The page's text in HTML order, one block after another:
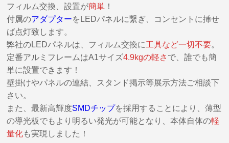
フィルム交換、設置が簡単 ！
付属のアダプターをLEDパネルに繋ぎ、コンセントに挿せ
ば点灯致します。
弊社のLEDパネルは、フィルム交換に工具など一切不要。
定番アルミフレームはA1サイズ4.9kgの軽さ で、誰でも簡
単に設置できます！
壁掛けやパネルの連結、スタンド掲示等展示方法ご相談下
さい。
また、最新高輝度SMDチップを採用することにより、薄型
の導光板でもより明るい発光が可能となり、本体自体の軽
量化も実現しました！